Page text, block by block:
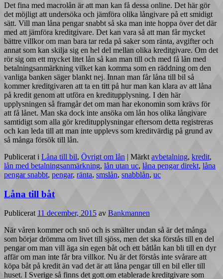
Det fina med macrolån är att man kan få dessa online. Det här gör
det möjligt att undersöka och jämföra olika långivare på ett smidigt
sätt. Vill man låna pengar snabbt så ska man inte hoppa över det där
med att jämföra kreditgivare. Det kan vara så att man får mycket
bättre villkor om man bara tar reda på saker som ränta, avgifter och
annat som kan skilja sig en hel del mellan olika kreditgivare. Om det
rör sig om ett mycket litet lån så kan man till och med få lån med
betalningsanmärkning vilket kan komma som en räddning om den
vanliga banken säger blankt nej. Innan man får låna till bil så
kommer kreditgivaren att ta en titt på hur man kan klara av att låna
på kredit genom att utföra en kreditupplysning. I den här
upplysningen så framgår det om man har ekonomin som krävs för
att få lånet. Man ska dock inte ansöka om lån hos olika långivare
samtidigt som alla gör kreditupplysningar eftersom detta registreras
och kan leda till att man inte upplevs som kreditvärdig på grund av
så många försök till lån.
Publicerat i Låna till bil, Övrigt om lån | Märkt avbetalning, kredit,
lån med betalningsanmärkning, lån utan uc, låna pengar direkt, låna
pengar snabbt, pengar, ränta, smslån, snabblån, uc
Låna till båt
Publicerat 11 december, 2015 av Bankmannen
När våren kommer och snö och is smälter undan så är det många
som börjar drömma om livet till sjöss, men det ska förstås till en del
pengar om man vill äga sin egen båt och ett båtlån kan bli till en dyr
affär om man inte får bra villkor. Nu är det förstås inte svårare att
köpa båt på kredit än vad det är att låna pengar till en bil eller till
huset. I Sverige så finns det gott om etablerade kreditgivare som